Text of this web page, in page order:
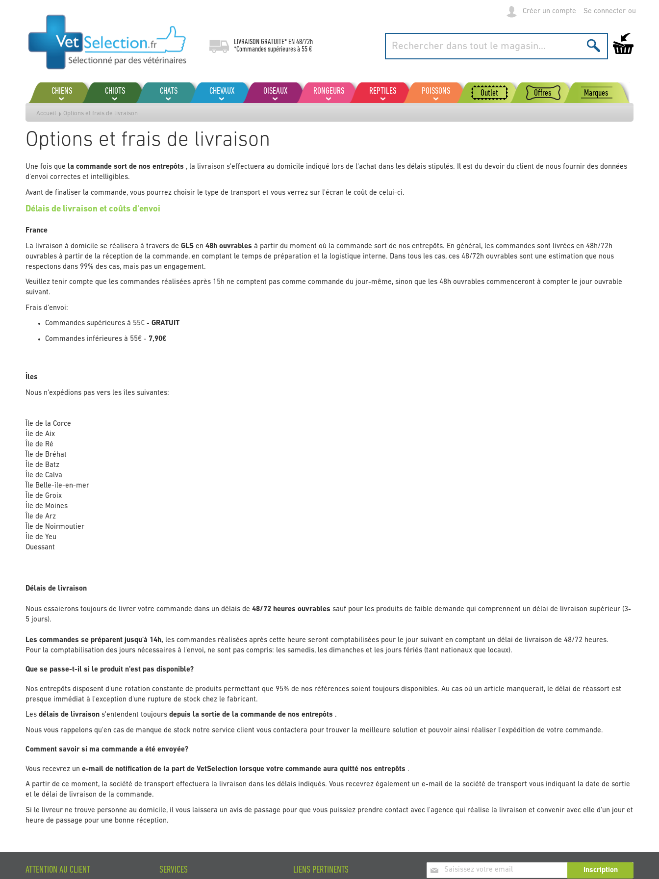
contenu
Créer un compte Se connecter
LIVRAISON GRATUITE* EN 48/72h
*Commandes supérieures à 55 €
Mon panier
CHIENS CHIOTS CHATS CHEVAUX OISEAUX RONGEURS REPTILES POISSONS Outlet Offres Marques
Accueil Options et frais de livraison
Options et frais de livraison
Une fois que la commande sort de nos entrepôts , la livraison s'effectuera au domicile indiqué lors de l'achat dans les délais stipulés. Il est du devoir du client de nous fournir des données
d'envoi correctes et intelligibles.
Avant de finaliser la commande, vous pourrez choisir le type de transport et vous verrez sur l'écran le coût de celui-ci.
Délais de livraison et coûts d'envoi
France
La livraison à domicile se réalisera à travers de GLS en 48h ouvrables à partir du moment où la commande sort de nos entrepôts. En général, les commandes sont livrées en 48h/72h
ouvrables à partir de la réception de la commande, en comptant le temps de préparation et la logistique interne. Dans tous les cas, ces 48/72h ouvrables sont une estimation que nous
respectons dans 99% des cas, mais pas un engagement.
Veuillez tenir compte que les commandes réalisées après 15h ne comptent pas comme commande du jour-même, sinon que les 48h ouvrables commenceront à compter le jour ouvrable
suivant.
Frais d'envoi:
Commandes supérieures à 55€ - GRATUIT
Commandes inférieures à 55€ - 7,90€
Îles
Nous n'expédions pas vers les îles suivantes:
Île de la Corce
Île de Aix
Île de Ré
Île de Bréhat
Île de Batz
Île de Calva
Île Belle-île-en-mer
Île de Groix
Île de Moines
Île de Arz
Île de Noirmoutier
Île de Yeu
Ouessant
Délais de livraison
Nous essaierons toujours de livrer votre commande dans un délais de 48/72 heures ouvrables sauf pour les produits de faible demande qui comprennent un délai de livraison supérieur (3-
5 jours).
Les commandes se préparent jusqu'à 14h, les commandes réalisées après cette heure seront comptabilisées pour le jour suivant en comptant un délai de livraison de 48/72 heures.
Pour la comptabilisation des jours nécessaires à l'envoi, ne sont pas compris: les samedis, les dimanches et les jours fériés (tant nationaux que locaux).
Que se passe-t-il si le produit n'est pas disponible?
Nos entrepôts disposent d'une rotation constante de produits permettant que 95% de nos références soient toujours disponibles. Au cas où un article manquerait, le délai de réassort est
presque immédiat à l'exception d'une rupture de stock chez le fabricant.
Les délais de livraison s'entendent toujours depuis la sortie de la commande de nos entrepôts .
Nous vous rappelons qu'en cas de manque de stock notre service client vous contactera pour trouver la meilleure solution et pouvoir ainsi réaliser l'expédition de votre commande.
Comment savoir si ma commande a été envoyée?
Vous recevrez un e-mail de notification de la part de VetSelection lorsque votre commande aura quitté nos entrepôts .
A partir de ce moment, la société de transport effectuera la livraison dans les délais indiqués. Vous recevrez également un e-mail de la société de transport vous indiquant la date de sortie
et le délai de livraison de la commande.
Si le livreur ne trouve personne au domicile, il vous laissera un avis de passage pour que vous puissiez prendre contact avec l'agence qui réalise la livraison et convenir avec elle d'un jour et
heure de passage pour une bonne réception.
Inscription
à
Inscription
ATTENTION AU CLIENT SERVICES LIENS PERTINENTS